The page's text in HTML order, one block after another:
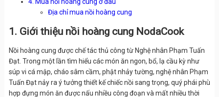
4. Mua nồi hoàng cung ở đâu
Địa chỉ mua nồi hoàng cung
1. Giới thiệu nồi hoàng cung NodaCook
Nồi hoàng cung được chế tác thủ công từ Nghệ nhân Phạm Tuấn
Đạt. Trong một lần tìm hiểu các món ăn ngon, bổ, lạ cầu kỳ như
súp vi cá mập, cháo sâm cầm, phật nhảy tường, nghệ nhân Phạm
Tuấn Đạt nảy ra ý tưởng thiết kế chiếc nồi sang trọng, quý phái phù
hợp đựng món ăn được nấu nhiều công đoạn và mất nhiều thời